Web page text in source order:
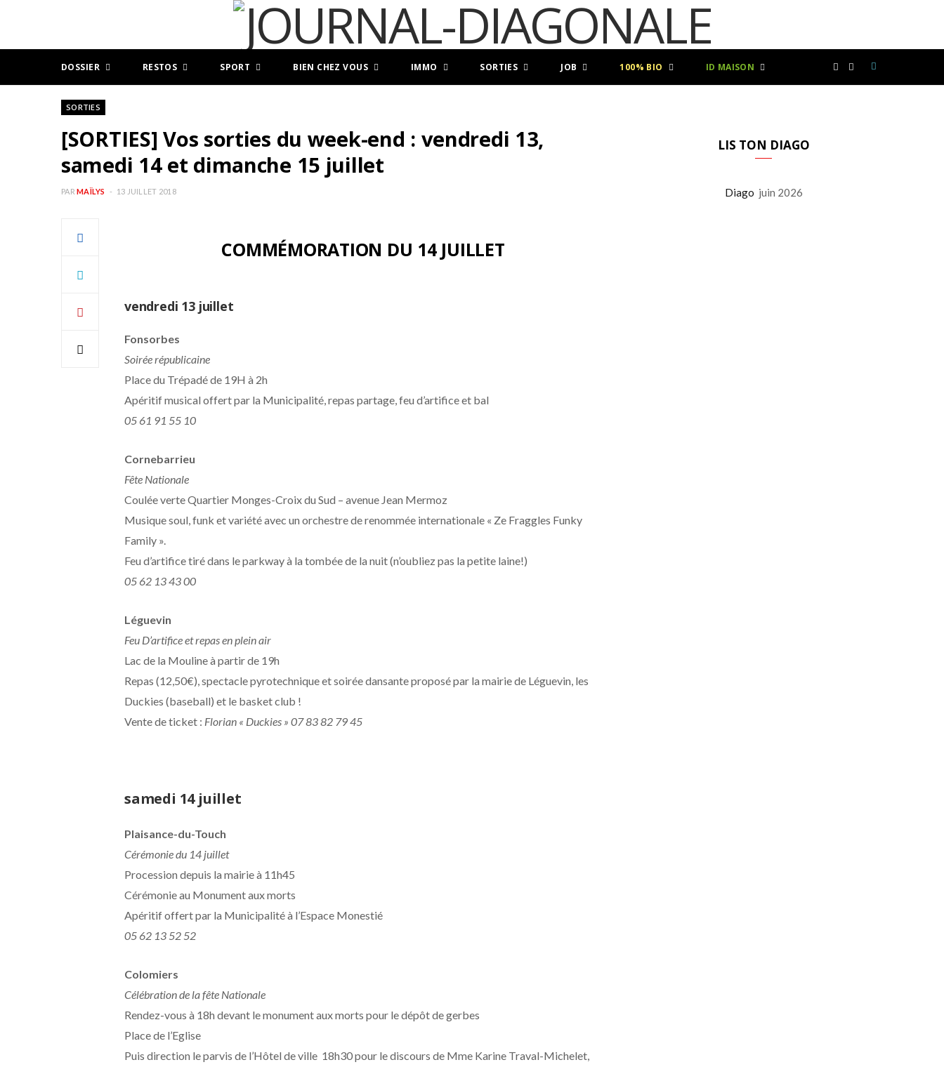
DOSSIER RESTOS SPORT BIEN CHEZ VOUS IMMO SORTIES JOB 100% BIO ID MAISON
SORTIES
[SORTIES] Vos sorties du week-end : vendredi 13,
samedi 14 et dimanche 15 juillet
PAR MAÏLYS 13 JUILLET 2018
COMMÉMORATION DU 14 JUILLET
vendredi 13 juillet
Fonsorbes
Soirée républicaine
Place du Trépadé de 19H à 2h
Apéritif musical offert par la Municipalité, repas partage, feu d’artifice et bal
05 61 91 55 10
Cornebarrieu
Fête Nationale
Coulée verte Quartier Monges-Croix du Sud – avenue Jean Mermoz
Musique soul, funk et variété avec un orchestre de renommée internationale « Ze Fraggles Funky
Family ».
Feu d’artifice tiré dans le parkway à la tombée de la nuit (n’oubliez pas la petite laine!)
05 62 13 43 00
Léguevin
Feu D’artifice et repas en plein air
Lac de la Mouline à partir de 19h
Repas (12,50€), spectacle pyrotechnique et soirée dansante proposé par la mairie de Léguevin, les
Duckies (baseball) et le basket club !
Vente de ticket : Florian « Duckies » 07 83 82 79 45
samedi 14 juillet
Plaisance-du-Touch
Cérémonie du 14 juillet
Procession depuis la mairie à 11h45
Cérémonie au Monument aux morts
Apéritif offert par la Municipalité à l’Espace Monestié
05 62 13 52 52
Colomiers
Célébration de la fête Nationale
Rendez-vous à 18h devant le monument aux morts pour le dépôt de gerbes
Place de l’Eglise
Puis direction le parvis de l’Hôtel de ville 18h30 pour le discours de Mme Karine Traval-Michelet,
LIS TON DIAGO
Diago juin 2026